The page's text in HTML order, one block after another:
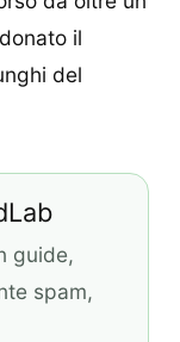
il
del
guide,
spam,